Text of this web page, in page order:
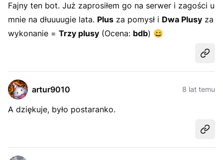
Fajny ten bot. Już zaprosiłem go na serwer i zagości u
mnie na dłuuuugie lata. Plus za pomysł i Dwa Plusy za
wykonanie = Trzy plusy (Ocena: bdb) 😄
artur9010 8 lat temu
A dziękuje, było postaranko.